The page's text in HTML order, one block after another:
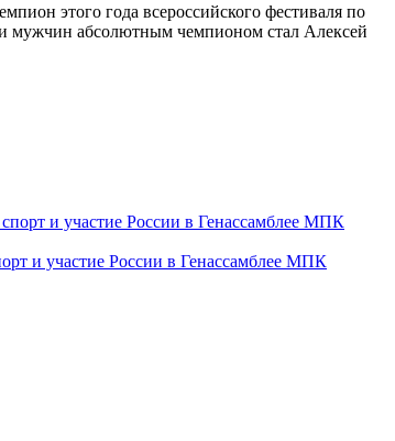
этого года всероссийского фестиваля по
мужчин абсолютным чемпионом стал Алексей
и участие России в Генассамблее МПК